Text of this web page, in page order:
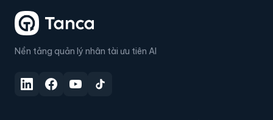
Nền tảng quản lý nhân tài ưu tiên AI